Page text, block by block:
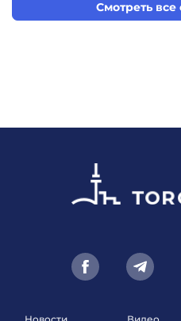
Смотреть